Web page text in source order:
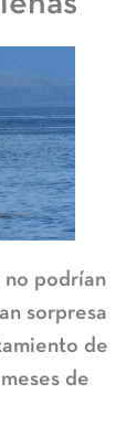
no podrían
sorpresa
de
de